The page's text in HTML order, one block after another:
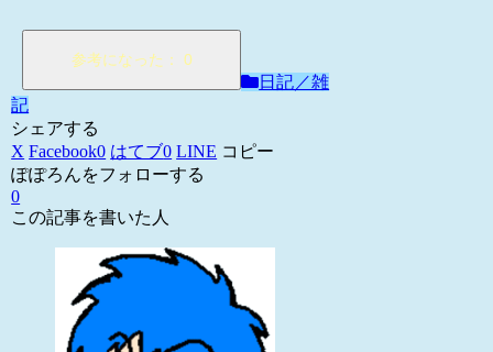
日記／雑
記
シェアする
X Facebook0 はてブ0 LINE コピー
ぽぽろんをフォローする
0
この記事を書いた人